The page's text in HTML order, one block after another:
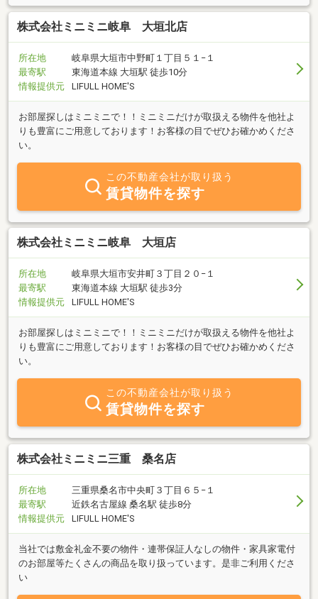
株式会社ミニミニ岐阜 大垣北店
所在地
岐阜県大垣市中野町１丁目５１−１
最寄駅
東海道本線 大垣駅 徒歩10分
情報提供元
LIFULL HOME'S
お部屋探しはミニミニで！！ミニミニだけが取扱える物件を他社よ
りも豊富にご用意しております！お客様の目でぜひお確かめくださ
い。
この不動産会社が取り扱う
賃貸物件を探す
株式会社ミニミニ岐阜 大垣店
所在地
岐阜県大垣市安井町３丁目２０−１
最寄駅
東海道本線 大垣駅 徒歩3分
情報提供元
LIFULL HOME'S
お部屋探しはミニミニで！！ミニミニだけが取扱える物件を他社よ
りも豊富にご用意しております！お客様の目でぜひお確かめくださ
い。
この不動産会社が取り扱う
賃貸物件を探す
株式会社ミニミニ三重 桑名店
所在地
三重県桑名市中央町３丁目６５−１
最寄駅
近鉄名古屋線 桑名駅 徒歩8分
情報提供元
LIFULL HOME'S
当社では敷金礼金不要の物件・連帯保証人なしの物件・家具家電付
のお部屋等たくさんの商品を取り扱っています。是非ご利用くださ
い